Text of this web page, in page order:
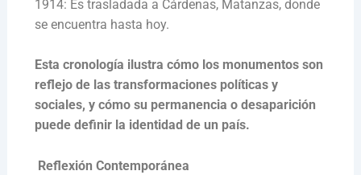
1914: Es trasladada a Cárdenas, Matanzas, donde
se encuentra hasta hoy.
Esta cronología ilustra cómo los monumentos son
reflejo de las transformaciones políticas y
sociales, y cómo su permanencia o desaparición
puede definir la identidad de un país.
Reflexión Contemporánea